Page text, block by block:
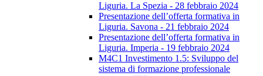
Liguria. La Spezia - 28 febbraio 2024
Presentazione dell’offerta formativa in
Liguria. Savona - 21 febbraio 2024
Presentazione dell’offerta formativa in
Liguria. Imperia - 19 febbraio 2024
M4C1 Investimento 1.5: Sviluppo del
sistema di formazione professionale